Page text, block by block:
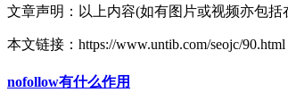
文章声明：以上内容(如有图片或视频亦包
本文链接：https://www.untib.com/seojc/90.html
nofollow有什么作用